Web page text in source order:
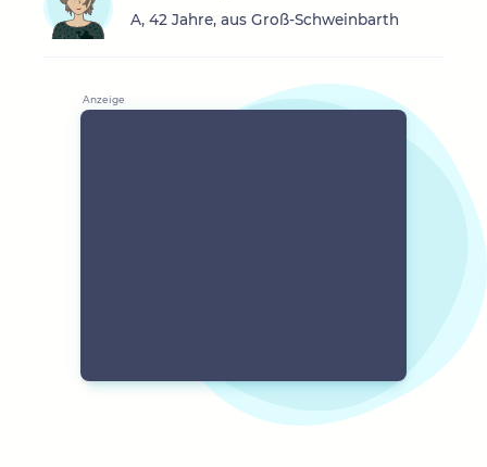
A, 42 Jahre, aus Groß-Schweinbarth